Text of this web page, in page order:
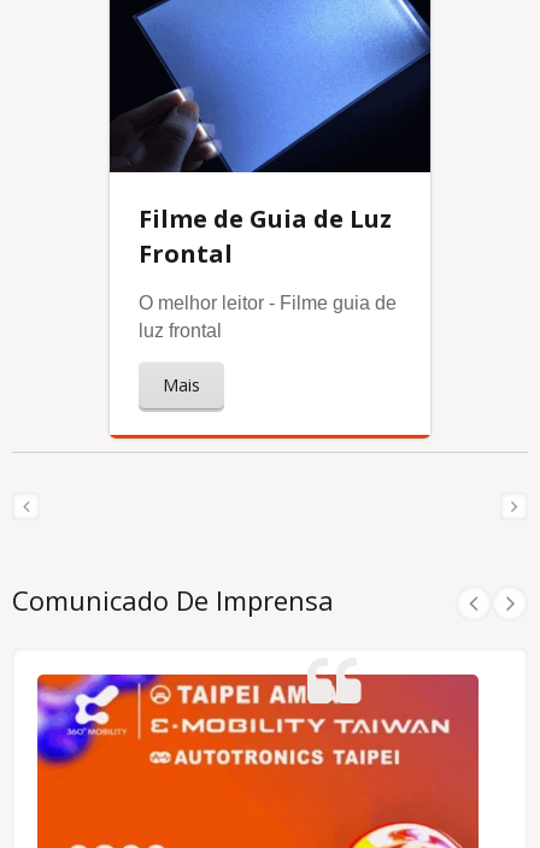
Filme de Guia de Luz
Frontal
O melhor leitor - Filme guia de
luz frontal
Mais
Comunicado De Imprensa